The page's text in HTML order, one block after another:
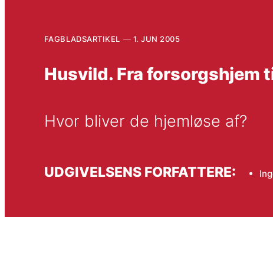
FAGBLADSARTIKEL 1. JUN 2005
Husvild. Fra forsorgshjem
Hvor bliver de hjemløse af?
UDGIVELSENS FORFATTERE: